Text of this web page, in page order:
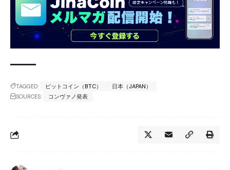
TAGGED: ビットコイン（BTC）
日本（JAPAN）
SOURCES:
コンヴァノ発表